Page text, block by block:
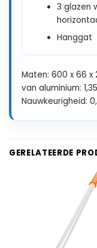
3 glazen
Hanggat
Maten: 600 x 66 x
van aluminium:
Nauwkeurigheid:
GERELATEERDE